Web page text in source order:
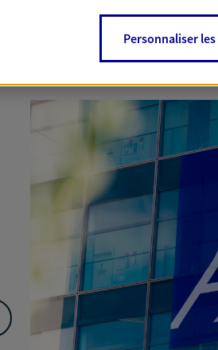
Nous Personnaliser